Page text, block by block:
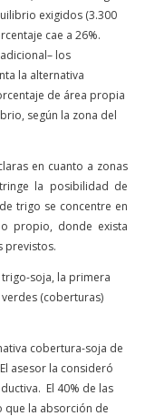
exigidos (3.300
cae a 26%.
los
la alternativa
de área propia
según la zona del
en cuanto a zonas
la posibilidad de
trigo se concentre en
propio, donde exista
previstos.
soja, la primera
(coberturas)
cobertura-soja de
asesor la consideró
El 40% de las
que la absorción de